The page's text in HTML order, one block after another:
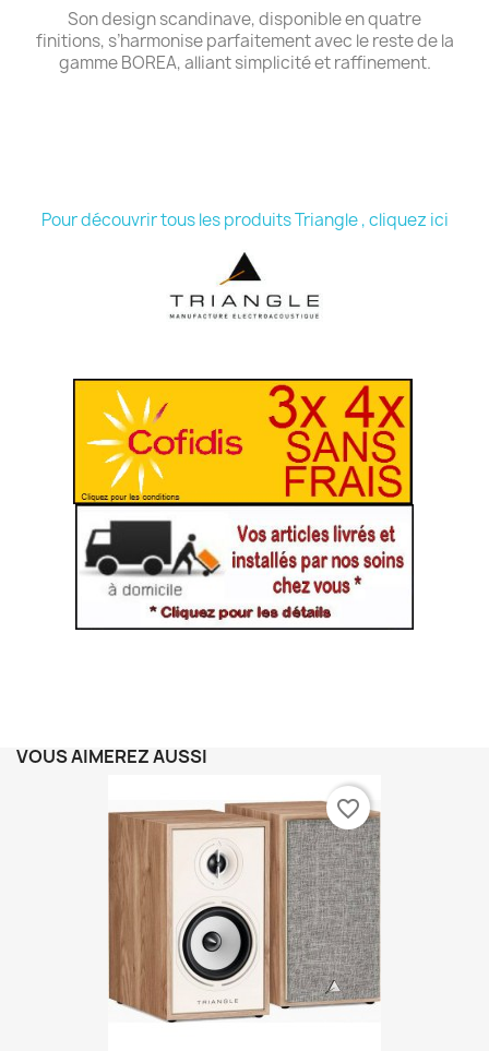
Son design scandinave, disponible en quatre
finitions, s’harmonise parfaitement avec le reste de la
gamme BOREA, alliant simplicité et raffinement.
Pour découvrir tous les produits Triangle , cliquez ici
VOUS AIMEREZ AUSSI
favorite_border